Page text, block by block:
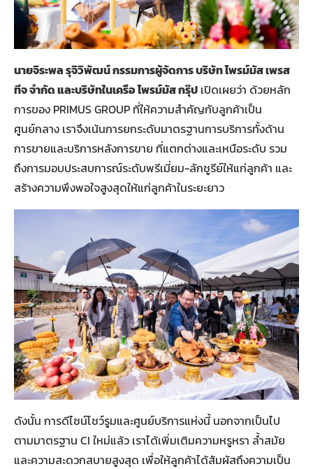
นายจิระพล รุจิวิพัฒน์ กรรมการผู้จัดการ บริษัท ไพรม์มัส เพรส
ทีจ จำกัด และบริษัทในเครือไพรม์มัส กรุ๊ป เปิดเผยว่า ด้วยหลัก
การของ PRIMUS GROUP ที่ให้ความสำคัญกับลูกค้าเป็น
ศูนย์กลาง เราจึงเน้นการยกระดับมาตรฐานการบริการทั้งด้าน
การขายและบริการหลังการขาย ที่แตกต่างและเหนือระดับ รวม
ถึงการมอบประสบการณ์ระดับพรีเมี่ยม-ลักชูรีย์ให้แก่ลูกค้า และ
สร้างความพึงพอใจสูงสุดให้แก่ลูกค้าในระยะยาว
ดังนั้น การดีไซน์โชว์รูมและศูนย์บริการแห่งนี้ นอกจากเป็นไป
ตามมาตรฐาน CI ใหม่แล้ว เราได้เพิ่มเติมความหรูหรา ล้ำสมัย
และความสะดวกสบายสูงสุด เพื่อให้ลูกค้าได้สัมผัสถึงความเป็น